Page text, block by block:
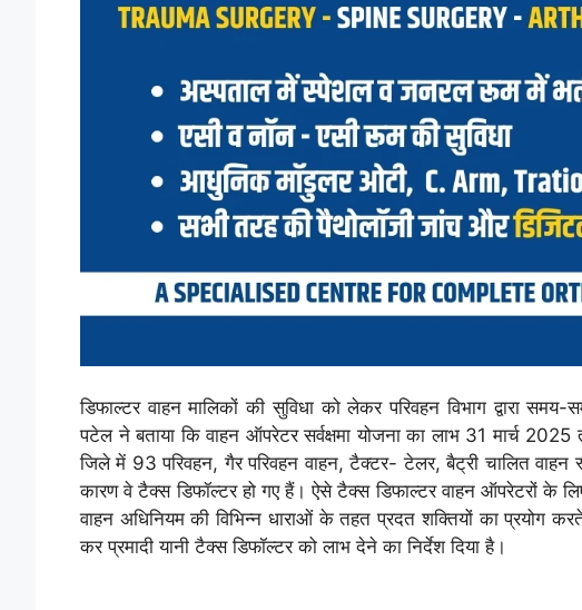
डिफाल्टर वाहन मालिकों की सुविधा को लेकर परिवहन विभाग द्वारा
पटेल ने बताया कि वाहन ऑपरेटर सर्वक्षमा योजना का लाभ 31 मार्च
जिले में 93 परिवहन, गैर परिवहन वाहन, टैक्टर- टेलर, बैट्री चालित वाहन
कारण वे टैक्स डिफॉल्टर हो गए हैं। ऐसे टैक्स डिफाल्टर वाहन ऑपरेटरों के
वाहन अधिनियम की विभिन्न धाराओं के तहत प्रदत शक्तियों का प्रयोग
कर प्रमादी यानी टैक्स डिफॉल्टर को लाभ देने का निर्देश दिया है।